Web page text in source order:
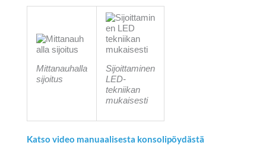
Mittanauhalla
sijoitus
Sijoittaminen
LED-
tekniikan
mukaisesti
Katso video manuaalisesta konsolipöydästä